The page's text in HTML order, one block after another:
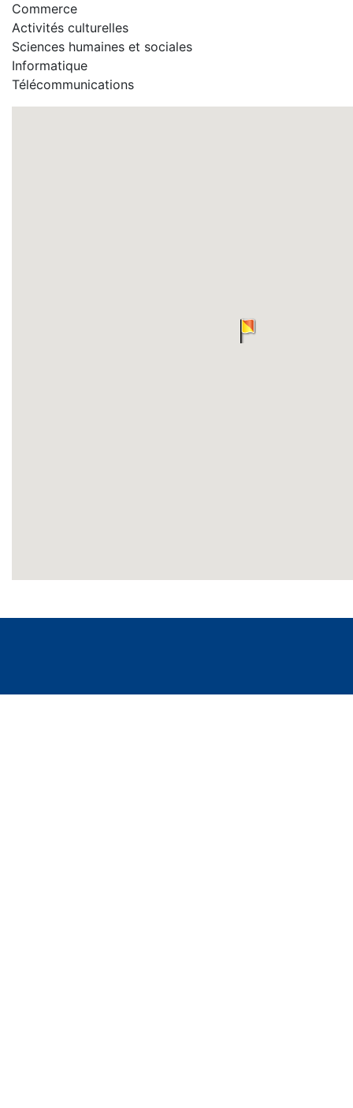
Commerce
Activités culturelles
Sciences humaines et sociales
Informatique
Télécommunications